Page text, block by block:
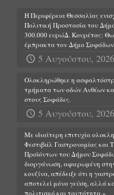
Η Περιφέρεια Θεσσαλίας
Πολιτική Προστασία του
300.000 ευρώΔ. Κουρέτας:
έμπρακτα τον Δήμο Σοφάδων
5 Αυγούστου, 2026
Ολοκληρώθηκε η
τμήματα των οδών Ανθέων
στους Σοφάδες.
5 Αυγούστου, 2026
Με ιδιαίτερη επιτυχία
Φεστιβάλ Γαστρονομίας και
Προϊόντων του Δήμου
διοργάνωση, αφιερωμένη
κουζίνα, απέδειξε ότι η
αποτελεί μόνο γεύση, αλλά
πολιτισμό και ταυτότητα.»